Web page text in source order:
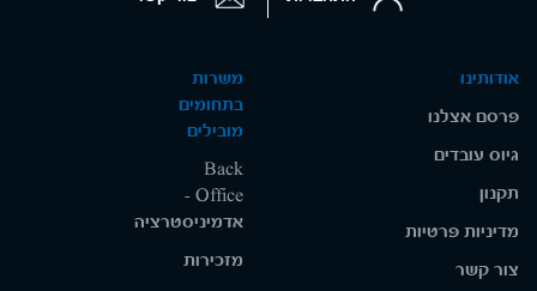
אודותינו
פרסם אצלנו
גיוס עובדים
תקנון
מדיניות פרטיות
צור קשר
משרות
בתחומים
מובילים
Back
Office -
אדמיניסטרציה
מזכירות